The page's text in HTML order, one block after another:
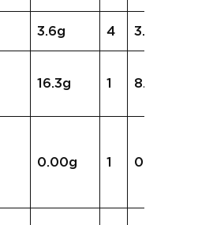
3.6g 4 3.0g
16.3g 1 8.9g
0.00g 1 0.0g